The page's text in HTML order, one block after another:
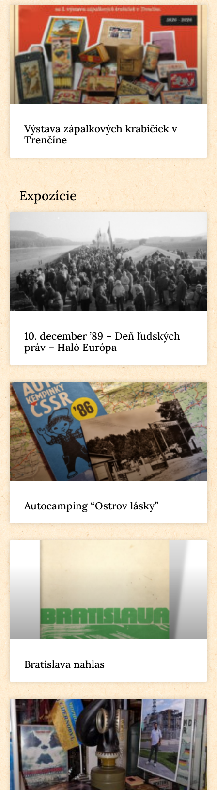
Výstava zápalkových krabičiek v
Trenčíne
Expozície
10. december ’89 – Deň ľudských
práv – Haló Európa
Autocamping “Ostrov lásky”
Bratislava nahlas